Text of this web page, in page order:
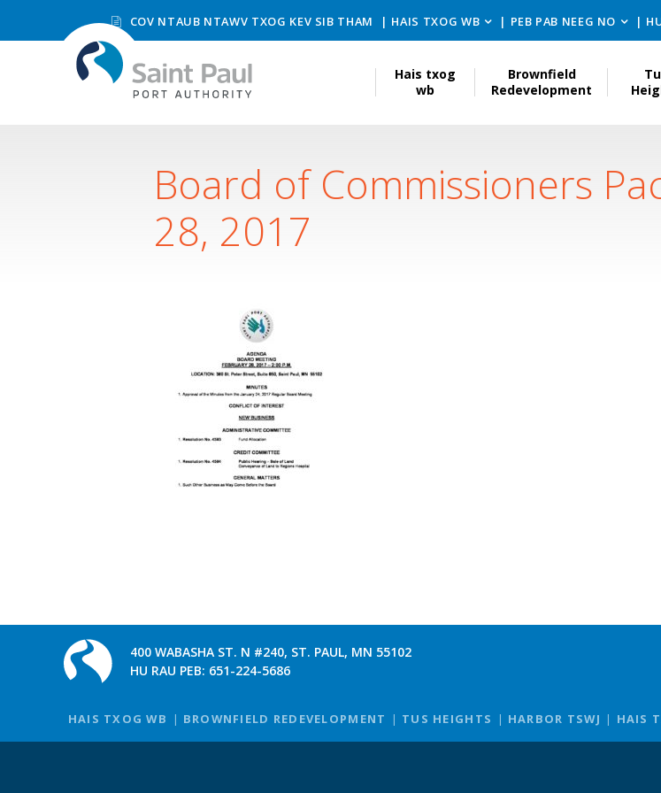
COV NTAUB NTAWV TXOG KEV SIB THAM HAIS TXOG WB PEB PAB NEEG NO
Hais txog
wb
Brownfield
Redevelopment
Board of Commissioners
28, 2017
400 WABASHA ST. N #240, ST. PAUL, MN 55102
HU RAU PEB: 651-224-5686
HAIS TXOG WB BROWNFIELD REDEVELOPMENT TUS HEIGHTS HARBOR TSWJ HAIS